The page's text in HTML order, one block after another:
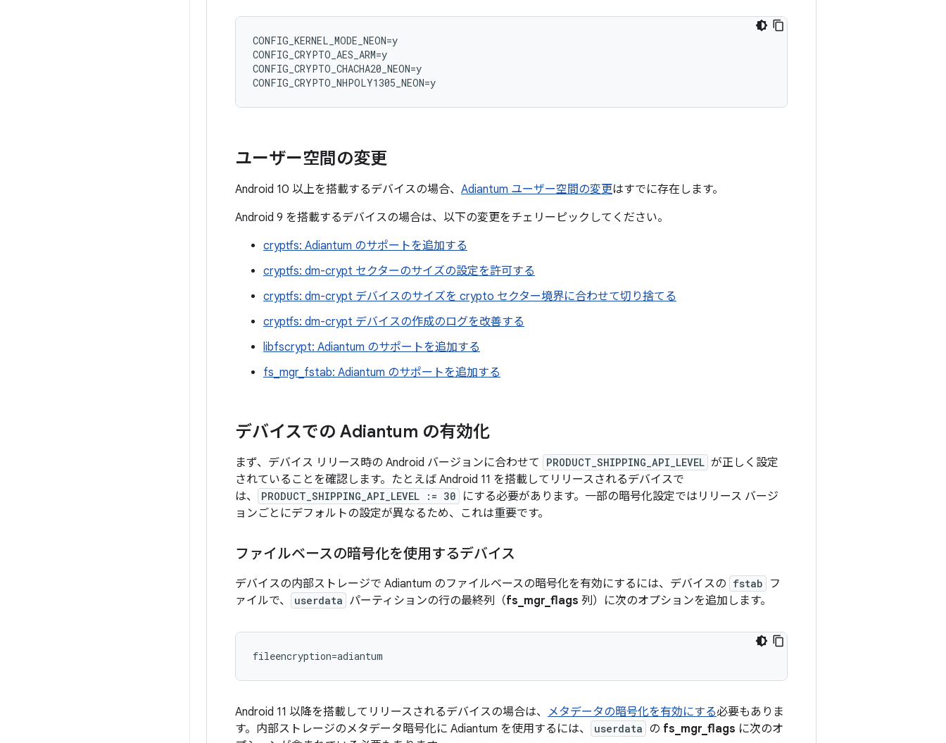
CONFIG_KERNEL_MODE_NEON=y
CONFIG_CRYPTO_AES_ARM=y
CONFIG_CRYPTO_CHACHA20_NEON=y
ユーザー空間の変更
Android 10 以上を搭載するデバイスの場合、 Adiantum ユーザー空間の変更はすでに存在します。
Android 9 を搭載するデバイスの場合は、以下の変更をチェリーピックしてください。
cryptfs: Adiantum のサポートを追加する
cryptfs: dm-crypt セクターのサイズの設定を許可する
cryptfs: dm-crypt デバイスのサイズを crypto セクター境界に合わせて切り捨てる
cryptfs: dm-crypt デバイスの作成のログを改善する
libfscrypt: Adiantum のサポートを追加する
fs_mgr_fstab: Adiantum のサポートを追加する
デバイスでの Adiantum の有効化
まず、デバイス リリース時の Android バージョンに合わせて PRODUCT_SHIPPING_API_LEVEL が正しく設定
されていることを確認します。たとえば Android 11 を搭載してリリースされるデバイスで
は、
PRODUCT_SHIPPING_API_LEVEL := 30
にする必要があります。一部の暗号化設定ではリリース バージ
ョンごとにデフォルトの設定が異なるため、これは重要です。
ファイルベースの暗号化を使用するデバイス
デバイスの内部ストレージで Adiantum のファイルベースの暗号化を有効にするには、デバイスの fstab
フ
ァイルで、
userdata パーティションの行の最終列（fs_mgr_flags 列）に次のオプションを追加します。
Android 11 以降を搭載してリリースされるデバイスの場合は、 メタデータの暗号化を有効にする必要もありま
す。内部ストレージのメタデータ暗号化に Adiantum を使用するには、
userdata の fs_mgr_flags に次のオ